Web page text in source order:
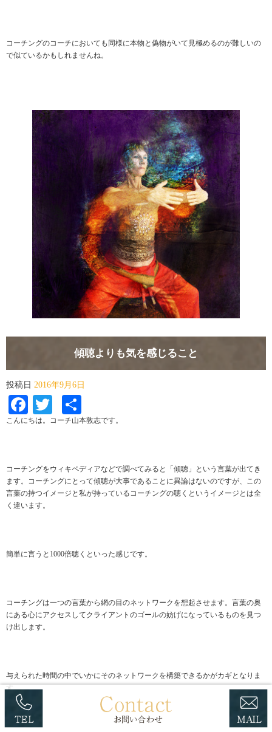
コーチングのコーチにおいても同様に本物と偽物がいて見極めるのが難しいの
で似ているかもしれませんね。
傾聴よりも気を感じること
投稿日 2016年9月6日
Facebook
Twitter
有
こんにちは。コーチ山本敦志です。
コーチングをウィキペディアなどで調べてみると「傾聴」という言葉が出てき
ます。コーチングにとって傾聴が大事であることに異論はないのですが、この
言葉の持つイメージと私が持っているコーチングの聴くというイメージとは全
く違います。
簡単に言うと1000倍聴くといった感じです。
コーチングは一つの言葉から網の目のネットワークを想起させます。言葉の奥
にある心にアクセスしてクライアントのゴールの妨げになっているものを見つ
け出します。
与えられた時間の中でいかにそのネットワークを構築できるかがカギとなりま
す。